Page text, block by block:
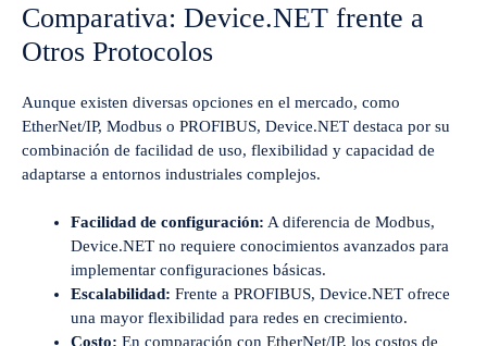
Comparativa: Device.NET frente a
Otros Protocolos
Aunque existen diversas opciones en el mercado, como
EtherNet/IP, Modbus o PROFIBUS, Device.NET destaca por su
combinación de facilidad de uso, flexibilidad y capacidad de
adaptarse a entornos industriales complejos.
Facilidad de configuración: A diferencia de Modbus,
Device.NET no requiere conocimientos avanzados para
implementar configuraciones básicas.
Escalabilidad: Frente a PROFIBUS, Device.NET ofrece
una mayor flexibilidad para redes en crecimiento.
Costo: En comparación con EtherNet/IP, los costos de